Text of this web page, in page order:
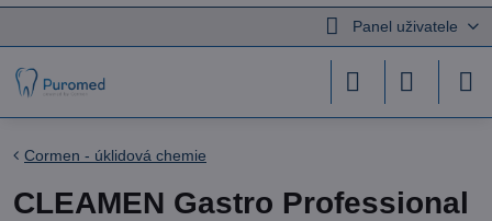
Panel uživatele
Cormen - úklidová chemie
CLEAMEN Gastro Professional